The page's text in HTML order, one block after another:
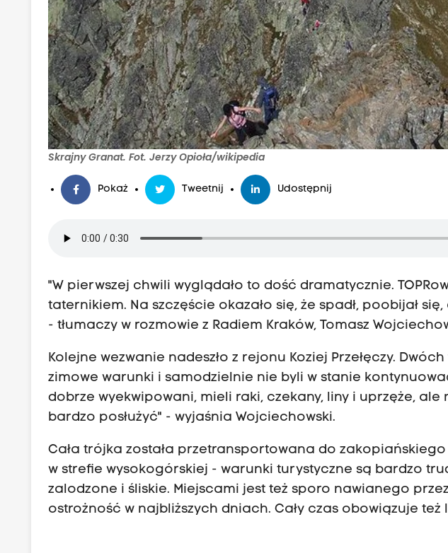
Skrajny Granat. Fot. Jerzy Opioła/wikipedia
Pokaż Tweetnij Udostępnij
"W pierwszej chwili wyglądało to dość dramatycznie.
taternikiem. Na szczęście okazało się, że spadł, poobijał
- tłumaczy w rozmowie z Radiem Kraków, Tomasz
Kolejne wezwanie nadeszło z rejonu Koziej Przełęczy.
zimowe warunki i samodzielnie nie byli w stanie
dobrze wyekwipowani, mieli raki, czekany, liny i uprzęże, ale
bardzo posłużyć" - wyjaśnia Wojciechowski.
Cała trójka została przetransportowana do
w strefie wysokogórskiej - warunki turystyczne są bardzo
zalodzone i śliskie. Miejscami jest też sporo nawianego
ostrożność w najbliższych dniach. Cały czas obowiązuje też